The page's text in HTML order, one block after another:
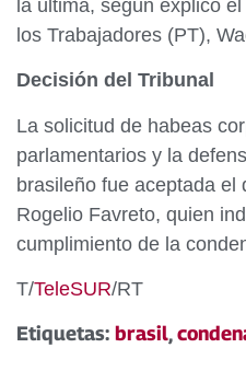
la última, según explicó
los Trabajadores (PT),
Decisión del Tribunal
La solicitud de habeas
parlamentarios y la
brasileño fue aceptada el
Rogelio Favreto, quien
cumplimiento de la
T/TeleSUR/RT
Etiquetas: brasil,